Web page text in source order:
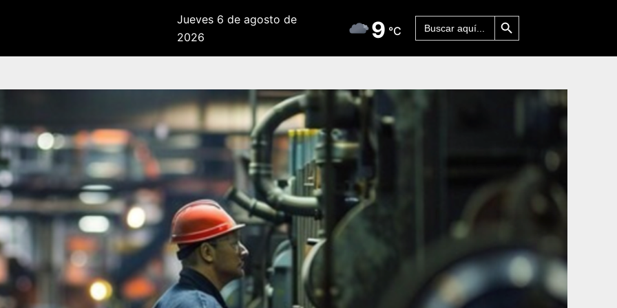
Jueves 6 de agosto de
2026
9 °C
Buscar: Botón de búsqueda